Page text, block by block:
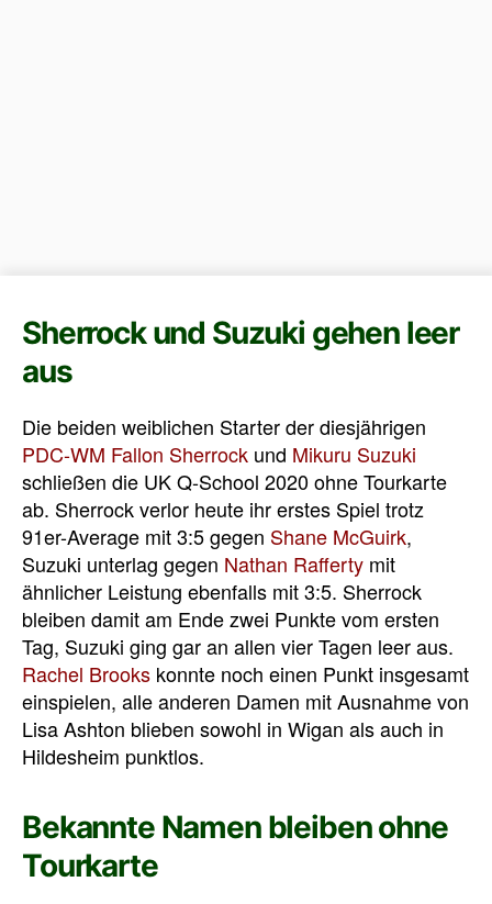
Sherrock und Suzuki gehen leer
aus
Die beiden weiblichen Starter der diesjährigen
PDC-WM Fallon Sherrock und Mikuru Suzuki
schließen die UK Q-School 2020 ohne Tourkarte
ab. Sherrock verlor heute ihr erstes Spiel trotz
91er-Average mit 3:5 gegen Shane McGuirk,
Suzuki unterlag gegen Nathan Rafferty mit
ähnlicher Leistung ebenfalls mit 3:5. Sherrock
bleiben damit am Ende zwei Punkte vom ersten
Tag, Suzuki ging gar an allen vier Tagen leer aus.
Rachel Brooks konnte noch einen Punkt insgesamt
einspielen, alle anderen Damen mit Ausnahme von
Lisa Ashton blieben sowohl in Wigan als auch in
Hildesheim punktlos.
Bekannte Namen bleiben ohne
Tourkarte